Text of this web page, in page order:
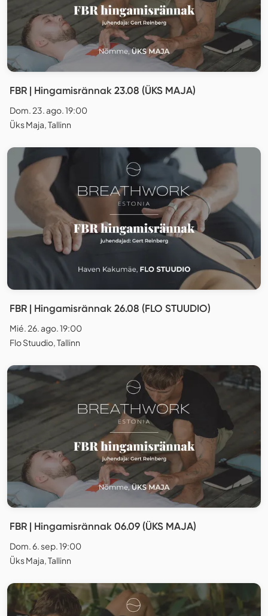
FBR | Hingamisrännak 23.08 (ÜKS MAJA)
Dom. 23. ago. 19:00
Üks Maja, Tallinn
FBR | Hingamisrännak 26.08 (FLO STUUDIO)
Mié. 26. ago. 19:00
Flo Stuudio, Tallinn
FBR | Hingamisrännak 06.09 (ÜKS MAJA)
Dom. 6. sep. 19:00
Üks Maja, Tallinn